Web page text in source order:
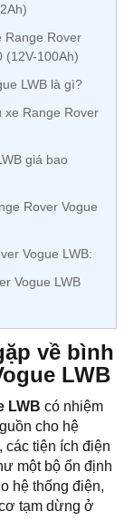
Range Rover
(12V-100Ah)
LWB là gì?
xe Range Rover
giá bao
Rover Vogue
Vogue LWB:
Vogue LWB
về bình
LWB
LWB có nhiệm
cho hệ
các tiện ích điện
một bộ ổn định
hệ thống điện,
tạm dừng ở